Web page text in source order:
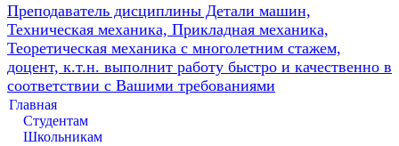
Преподаватель дисциплины Детали машин,
Техническая механика, Прикладная механика,
Теоретическая механика с многолетним стажем,
доцент, к.т.н. выполнит работу быстро и качественно в
соответствии с Вашими требованиями
Главная
Студентам
Школьникам